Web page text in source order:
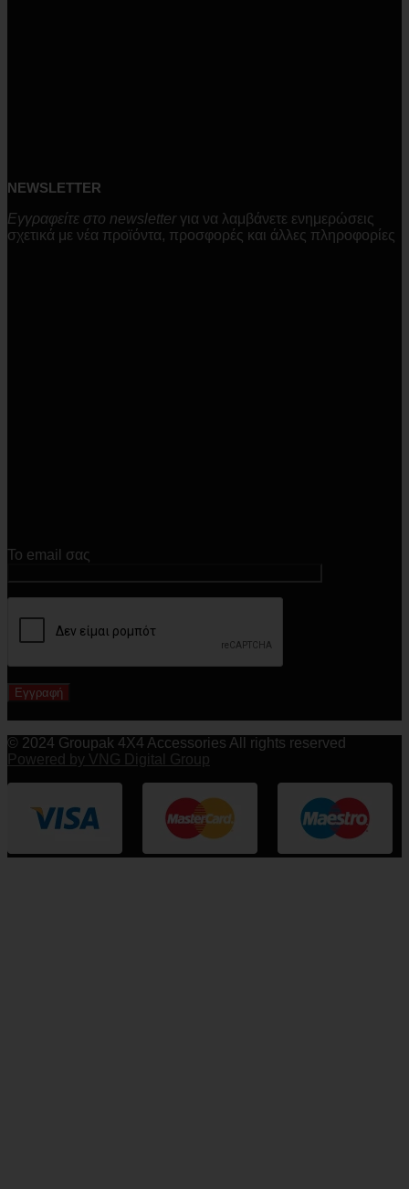
NEWSLETTER
Εγγραφείτε στο newsletterγια να λαμβάνετε ενημερώσεις
σχετικά με νέα προϊόντα, προσφορές και άλλες πληροφορίες
Το email σας
© 2024 Groupak 4X4 Accessories All rights reserved
Powered by VNG Digital Group